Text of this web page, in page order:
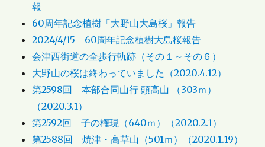
報
60周年記念植樹「大野山大島桜」報告
2024/4/15 60周年記念植樹大島桜報告
会津西街道の全歩行軌跡（その１～その６）
大野山の桜は終わっていました（2020.4.12）
第2598回 本部合同山行 頭高山 （303ｍ）
（2020.3.1）
第2592回 子の権現（640ｍ）（2020.2.1）
第2588回 焼津・高草山（501ｍ）（2020.1.19）